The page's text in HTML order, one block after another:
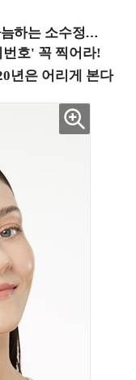
크숍 (8/28 신논현역)